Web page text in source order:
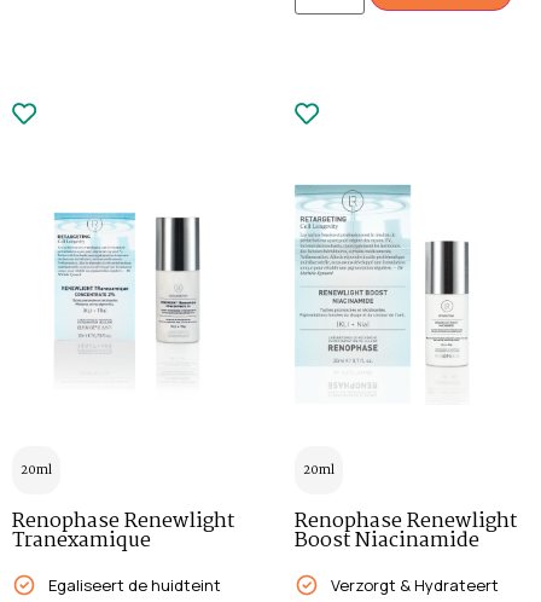
20ml
Renophase Renewlight
Tranexamique
Egaliseert de huidteint
20ml
Renophase Renewlight
Boost Niacinamide
Verzorgt & Hydrateert